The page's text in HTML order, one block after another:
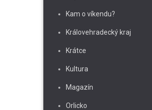
Kam o víkendu?
Královehradecký kraj
Krátce
Kultura
Magazín
Orlicko